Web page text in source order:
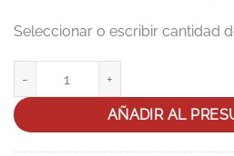
AÑADIR AL